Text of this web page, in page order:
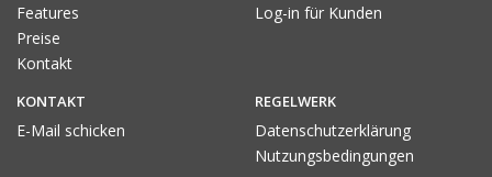
Features
Preise
Kontakt
Log-in für Kunden
KONTAKT
E-Mail schicken
REGELWERK
Datenschutzerklärung
Nutzungsbedingungen